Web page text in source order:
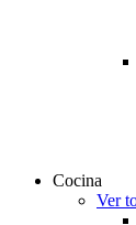
Cocina
Ver